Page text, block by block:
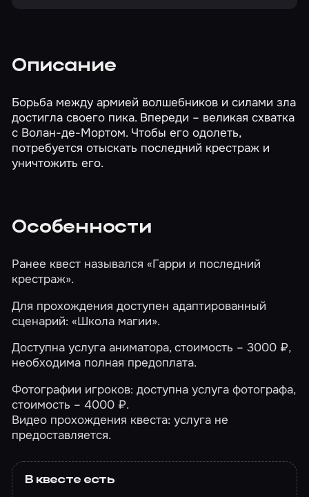
Описание
Борьба между армией волшебников и силами зла
достигла своего пика. Впереди – великая схватка
с Волан-де-Мортом. Чтобы его одолеть,
потребуется отыскать последний крестраж и
уничтожить его.
Особенности
Ранее квест назывался «Гарри и последний
крестраж».
Для прохождения доступен адаптированный
сценарий:«Школа магии».
Доступна услуга аниматора, стоимость – 3000 ₽,
необходима полная предоплата.
Фотографии игроков: доступна услуга фотографа,
стоимость – 4000 ₽.
Видео прохождения квеста: услуга не
предоставляется.
В квесте есть